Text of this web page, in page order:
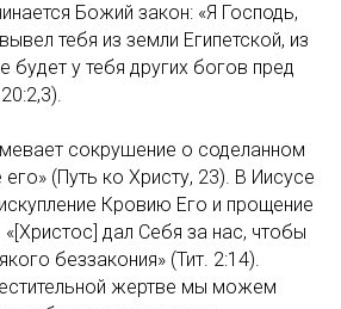
Божий закон: «Я Господь,
тебя из земли Египетской, из
будет у тебя других богов пред
сокрушение о соделанном
его» (Путь ко Христу, 23). В Иисусе
Кровию Его и прощение
«[Христос] дал Себя за нас, чтобы
беззакония» (Тит. 2:14).
жертве мы можем